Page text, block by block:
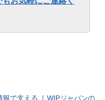
で支える［ WIPジャパンの